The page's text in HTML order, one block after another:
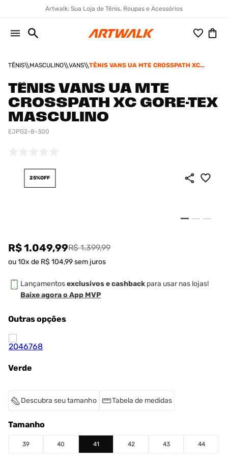
Artwalk: Sua Loja de Tênis, Roupas e Acessórios
TÊNIS MASCULINO VANS
TÊNIS VANS UA MTE CROSSPATH XC
TÊNIS VANS UA MTE
CROSSPATH XC GORE-TEX
MASCULINO
EJPG2-8-300
25%OFF
R$ 1.049,99R$ 1.399,99
ou10x de R$ 104,99sem juros
Lançamentosexclusivos e cashback para usar nas lojas!
Baixe agora o App MVP
Outras opções
Verde
Descubra seu tamanho Tabela de medidas
Tamanho
39 40 41 42 43 44